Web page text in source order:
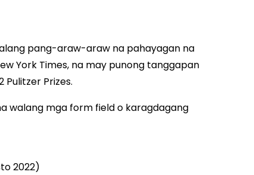
pang-araw-araw na pahayagan na
York Times, na may punong tanggapan
Pulitzer Prizes.
walang mga form field o karagdagang
2022)